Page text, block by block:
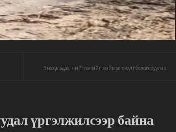
Энэхүү мэдээ, нийтлэлийг хиймэл оюун боловсруулав.
үргэлжилсээр байна